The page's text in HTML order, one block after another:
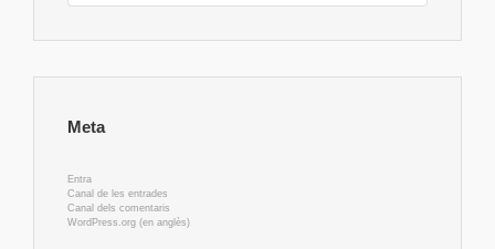
Meta
Entra
Canal de les entrades
Canal dels comentaris
WordPress.org (en anglès)